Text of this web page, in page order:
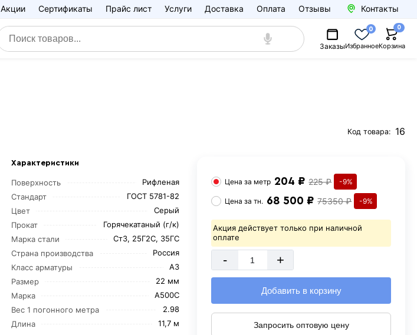
Акции Сертификаты Прайс лист Услуги Доставка Оплата Отзывы Контакты
ЗаказыИзбранное
0
Корзина
0
Код товара: 16
Характеристики
Поверхность
Рифленая
Стандарт
ГОСТ 5781-82
Цвет
Серый
Прокат
Горячекатаный (г/к)
Марка стали
Ст3, 25Г2С, 35ГС
Страна производства
Россия
Класс арматуры
А3
Размер
22 мм
Марка
А500С
Вес 1 погонного метра
2.98
Длина
11,7 м
Цена за метр 204 ₽ 225 ₽ -9%
Цена затн. 68 500 ₽ 75350 ₽ -9%
Акция действует только при наличной
оплате
- +
Добавить в корзину
Запросить оптовую цену